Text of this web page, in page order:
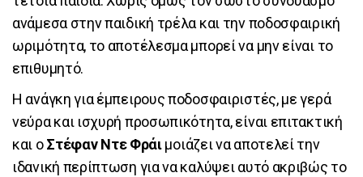
ανάμεσα στην παιδική τρέλα και την ποδοσφαιρική
ωριμότητα, το αποτέλεσμα μπορεί να μην είναι το
επιθυμητό.
Η ανάγκη για έμπειρους ποδοσφαιριστές, με γερά
νεύρα και ισχυρή προσωπικότητα, είναι επιτακτική
και οΣτέφαν Ντε Φράιμοιάζει να αποτελεί την
ιδανική περίπτωση για να καλύψει αυτό ακριβώς το